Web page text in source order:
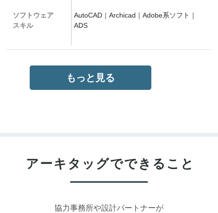
ソフトウェア
スキル
AutoCAD｜Archicad｜Adobe系ソフト｜
ADS
もっと見る
アーキタッグでできること
協力事務所や設計パートナーが